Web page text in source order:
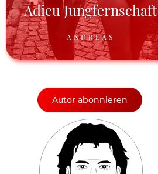
Adieu Jungfernschaft
ANDREAS
Autor abonnieren